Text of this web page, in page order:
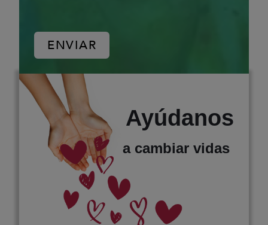
Ayúdanos
a cambiar vidas